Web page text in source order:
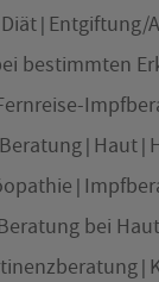
Diät Entgiftung/
bestimmten
Haut
bei